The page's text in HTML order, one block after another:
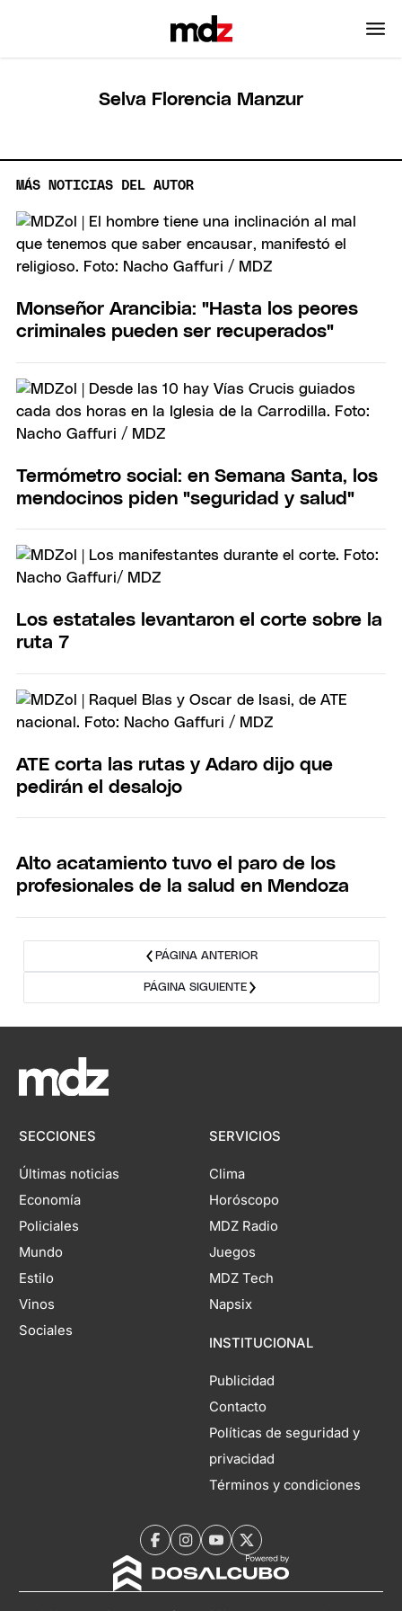
Selva Florencia Manzur
MÁS NOTICIAS DEL AUTOR
Monseñor Arancibia: "Hasta los peores
criminales pueden ser recuperados"
Termómetro social: en Semana Santa, los
mendocinos piden "seguridad y salud"
Los estatales levantaron el corte sobre la
ruta 7
ATE corta las rutas y Adaro dijo que
pedirán el desalojo
Alto acatamiento tuvo el paro de los
profesionales de la salud en Mendoza
PÁGINA ANTERIOR
PÁGINA SIGUIENTE
SECCIONES
Últimas noticias
Economía
Policiales
Mundo
Estilo
Vinos
Sociales
SERVICIOS
Clima
Horóscopo
MDZ Radio
Juegos
MDZ Tech
Napsix
INSTITUCIONAL
Publicidad
Contacto
Políticas de seguridad y
privacidad
Términos y condiciones